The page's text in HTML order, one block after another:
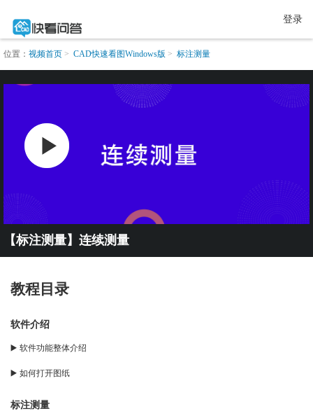
登录
位置： 视频首页 CAD快速看图Windows版 标注测量
【标注测量】连续测量
教程目录
软件介绍
▶️ 软件功能整体介绍
▶️ 如何打开图纸
标注测量